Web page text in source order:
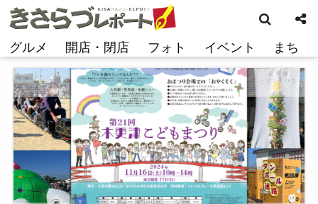
コ
ン
ン
グルメ 開店・閉店 フォト イベント まち
索